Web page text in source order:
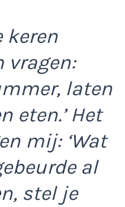
keren
vragen:
laten
eten.’ Het
mij: ‘Wat
al
stel je